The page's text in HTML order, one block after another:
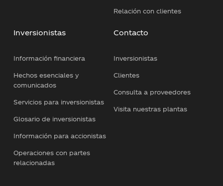
Relación con clientes
Inversionistas
Información financiera
Hechos esenciales y
comunicados
Servicios para inversionistas
Glosario de inversionistas
Información para accionistas
Operaciones con partes
relacionadas
Contacto
Inversionistas
Clientes
Consulta a proveedores
Visita nuestras plantas